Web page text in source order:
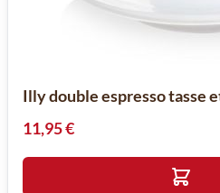
Illy double espresso tasse
11,95 €